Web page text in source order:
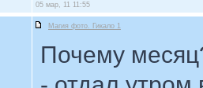
05 мар, 11 11:55
Магия фото. Гикало 1
Почему